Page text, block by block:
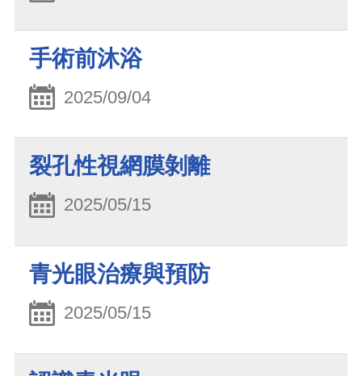
手術前沐浴
2025/09/04
裂孔性視網膜剝離
2025/05/15
青光眼治療與預防
2025/05/15